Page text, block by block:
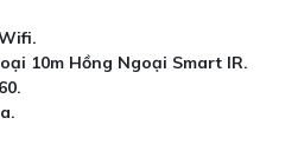
10m Hồng Ngoại Smart IR.